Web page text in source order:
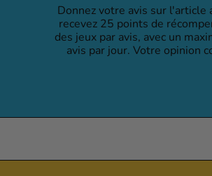
Donnez votre avis sur l'article
recevez 25 points de
des jeux par avis, avec un
avis par jour. Votre opinion